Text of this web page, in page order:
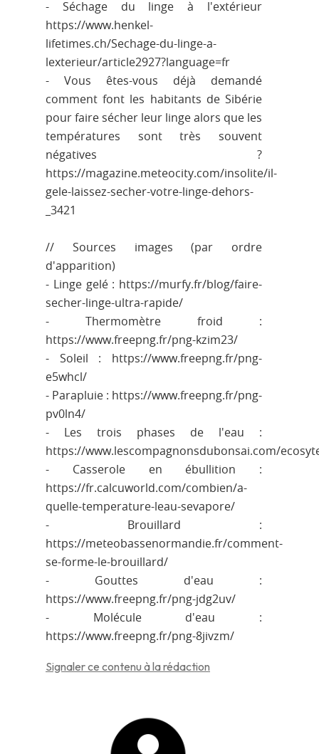
- Séchage du linge à l'extérieur
https://www.henkel-
lifetimes.ch/Sechage-du-linge-a-
lexterieur/article2927?language=fr
- Vous êtes-vous déjà demandé
comment font les habitants de Sibérie
pour faire sécher leur linge alors que les
températures sont très souvent
négatives ?
https://magazine.meteocity.com/insolite/il-
gele-laissez-secher-votre-linge-dehors-
_3421
// Sources images (par ordre
d'apparition)
- Linge gelé : https://murfy.fr/blog/faire-
secher-linge-ultra-rapide/
- Thermomètre froid :
https://www.freepng.fr/png-kzim23/
- Soleil : https://www.freepng.fr/png-
e5whcl/
- Parapluie : https://www.freepng.fr/png-
pv0ln4/
- Les trois phases de l'eau :
https://www.lescompagnonsdubonsai.com/
- Casserole en ébullition :
https://fr.calcuworld.com/combien/a-
quelle-temperature-leau-sevapore/
- Brouillard :
https://meteobassenormandie.fr/comment-
se-forme-le-brouillard/
- Gouttes d'eau :
https://www.freepng.fr/png-jdg2uv/
- Molécule d'eau :
https://www.freepng.fr/png-8jivzm/
Signaler ce contenu à la rédaction